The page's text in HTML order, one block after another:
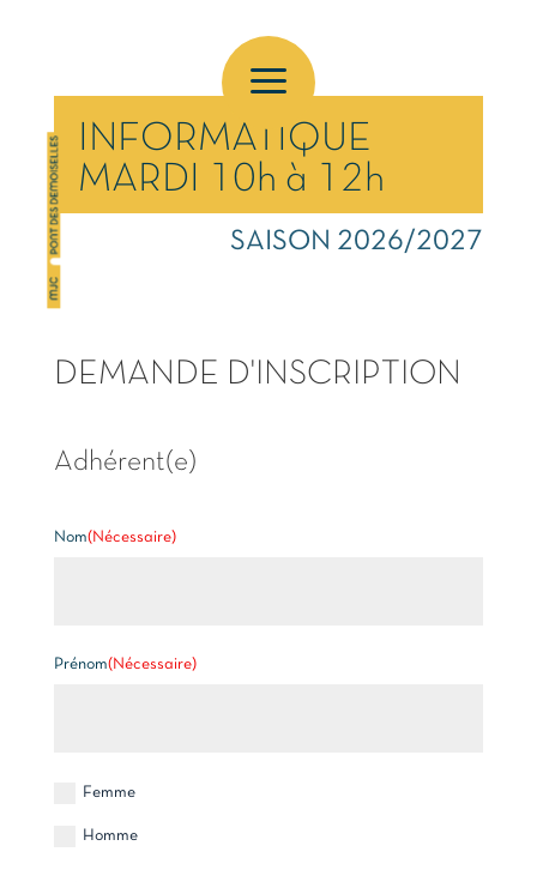
a
INFORMATIQUE
MARDI 10h à 12h
SAISON 2026/2027
DEMANDE D'INSCRIPTION
Adhérent(e)
Nom(Nécessaire)
Prénom(Nécessaire)
Femme
Homme